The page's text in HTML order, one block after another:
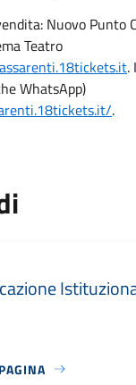
Nuovo Punto
Teatro
.
WhatsApp)
.